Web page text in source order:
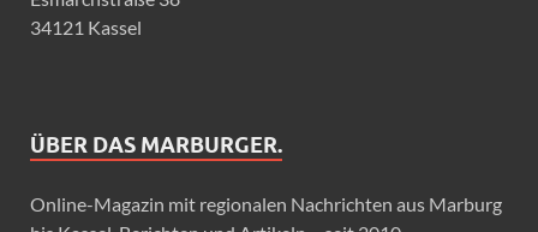
34121 Kassel
ÜBER DAS MARBURGER.
Online-Magazin mit regionalen Nachrichten aus Marburg